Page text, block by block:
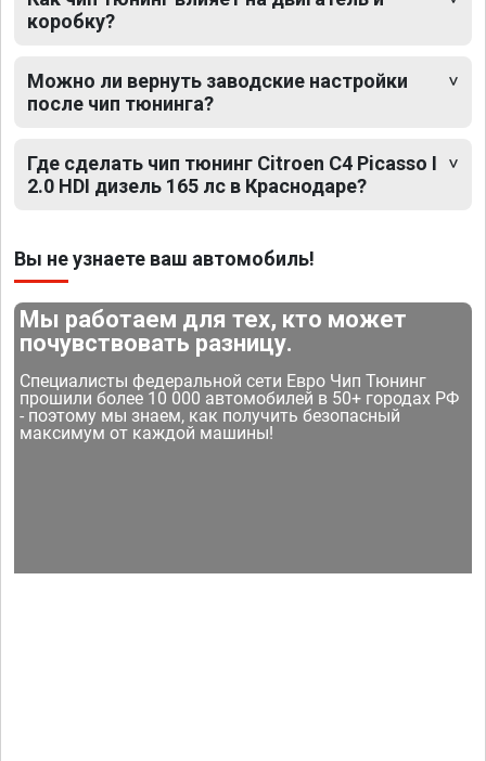
коробку?
Можно ли вернуть заводские настройки
после чип тюнинга?
Где сделать чип тюнинг Citroen C4 Picasso I
2.0 HDI дизель 165 лс в Краснодаре?
Вы не узнаете ваш автомобиль!
Мы работаем для тех, кто может
почувствовать разницу.
Специалисты федеральной сети Евро Чип Тюнинг
прошили более 10 000 автомобилей в 50+ городах РФ
- поэтому мы знаем, как получить безопасный
максимум от каждой машины!